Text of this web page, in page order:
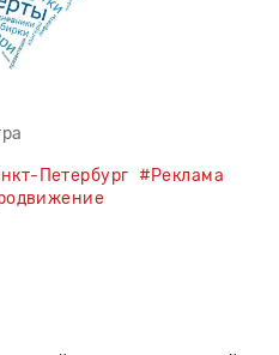
Петербург #Реклама